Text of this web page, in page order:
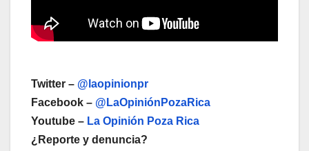
Twitter – @laopinionpr
Facebook – @LaOpiniónPozaRica
Youtube – La Opinión Poza Rica
¿Reporte y denuncia?